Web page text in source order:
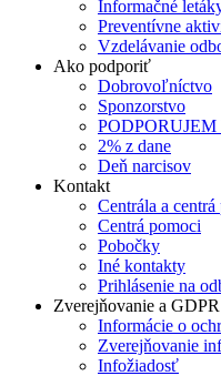
Informačné
Preventívne
Vzdelávanie
Ako podporiť
Dobrovoľníctvo
Sponzorstvo
2% z dane
Deň narcisov
Kontakt
Centrála a centrá
Centrá pomoci
Pobočky
Iné kontakty
Prihlásenie na
Zverejňovanie a GDPR
Informácie o
Zverejňovanie
Infožiadosť